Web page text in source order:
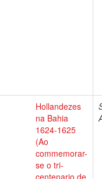
Hollandezes
na Bahia
1624-1625
(Ao
commemorar-
se o tri-
centenario de